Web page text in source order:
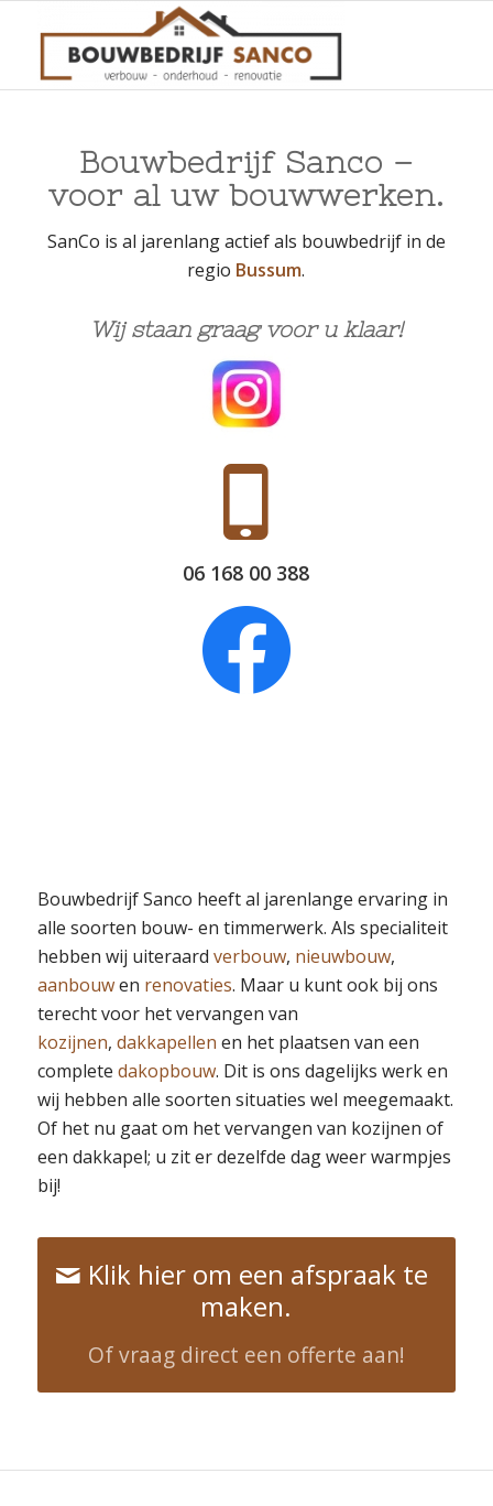
Bouwbedrijf Sanco –
voor al uw bouwwerken.
SanCo is al jarenlang actief als bouwbedrijf in de
regio Bussum.
Wij staan graag voor u klaar!
06 168 00 388
Bouwbedrijf Sanco heeft al jarenlange ervaring in
alle soorten bouw- en timmerwerk. Als specialiteit
hebben wij uiteraard verbouw, nieuwbouw,
aanbouwen renovaties. Maar u kunt ook bij ons
terecht voor het vervangen van
kozijnen, dakkapellen en het plaatsen van een
complete dakopbouw. Dit is ons dagelijks werk en
wij hebben alle soorten situaties wel meegemaakt.
Of het nu gaat om het vervangen van kozijnen of
een dakkapel; u zit er dezelfde dag weer warmpjes
bij!
Klik hier om een afspraak te
maken.
Of vraag direct een offerte aan!